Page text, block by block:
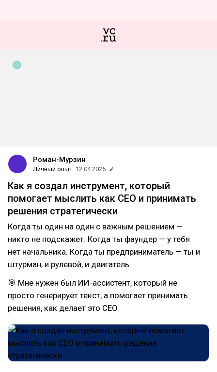
Роман-Мурзин
Личный опыт 12.04.2025
Как я создал инструмент, который
помогает мыслить как CEO и принимать
решения стратегически
Когда ты один на один с важным решением —
никто не подскажет. Когда ты фаундер — у тебя
нет начальника. Когда ты предприниматель — ты и
штурман, и рулевой, и двигатель.
🎯 Мне нужен был ИИ-ассистент, который не
просто генерирует текст, а помогает принимать
решения, как делает это CEO.